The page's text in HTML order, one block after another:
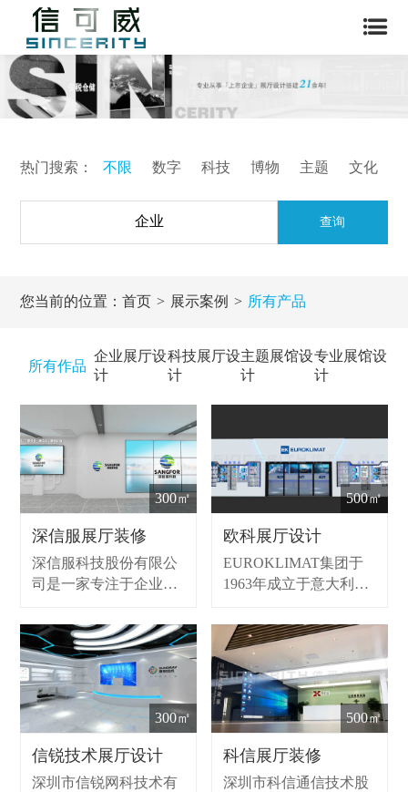
热门搜索： 不限 数字 科技 博物 主题 文化
查询
您当前的位置：首页 展示案例 所有产品
所有作品
企业展厅设
计
科技展厅设
计
主题展馆设
计
专业展馆设
计
300㎡
深信服展厅装修
深信服科技股份有限公
司是一家专注于企业级
架构的产品和服务供应
商。在如今的数字化时
代，公司立志于承载各
行业用户数字化转型过
程中的基石性工作，从
而让各行业用户的IT更
简单、更安全、更有价
值。
500㎡
欧科展厅设计
EUROKLIMAT集团于
1963年成立于意大利，
程，是欧洲著名的制冷
与空调设备制造企业。
通过不断的创新开拓，
EUROKLIMAT业已成
为欧洲市场节能空调的
代名词。
300㎡
信锐技术展厅设计
深圳市信锐网科技术有
500㎡
科信展厅装修
深圳市科信通信技术股